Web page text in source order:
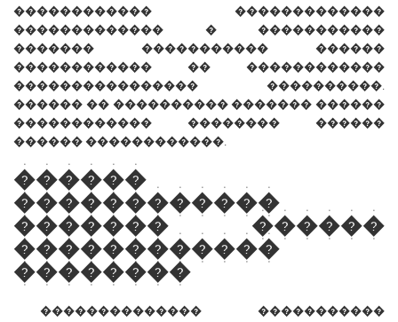
������������ �������������
������������� � �����������
������� ����������� ������
������������ �� ������������
���������������� ����������.
������ �� ���������� ������� ������
������������ �������� ������
������ ������������.
������
������������
������� ������
������������
��������
�������������� �����������